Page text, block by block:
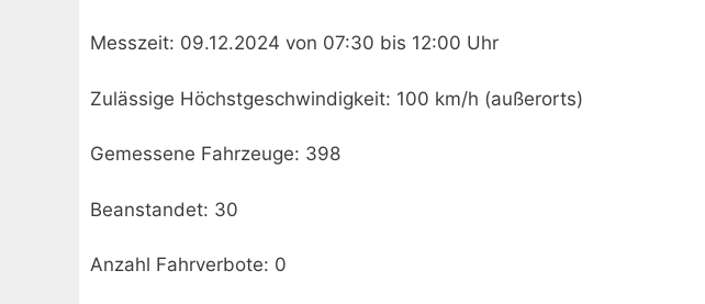
Messzeit: 09.12.2024 von 07:30 bis 12:00 Uhr
Zulässige Höchstgeschwindigkeit: 100 km/h (außerorts)
Gemessene Fahrzeuge: 398
Beanstandet: 30
Anzahl Fahrverbote: 0